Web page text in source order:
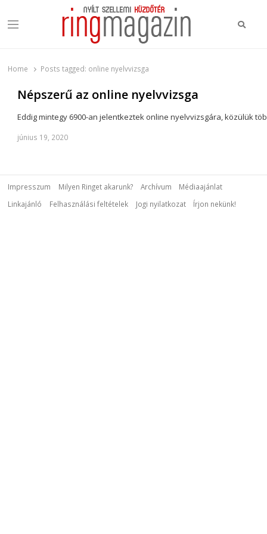
Menu
Home Posts tagged: online nyelvvizsga
Népszerű az online nyelvvizsga
Eddig mintegy 6900-an jelentkeztek online nyelvvizsgára, közülük
június 19, 2020
Impresszum Milyen Ringet akarunk? Archívum
Médiaajánlat
Linkajánló
Felhasználási feltételek Jogi nyilatkozat Írjon nekünk!